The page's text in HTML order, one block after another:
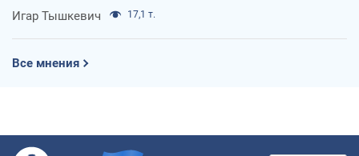
Игар Тышкевич 17,1 т.
Все мнения